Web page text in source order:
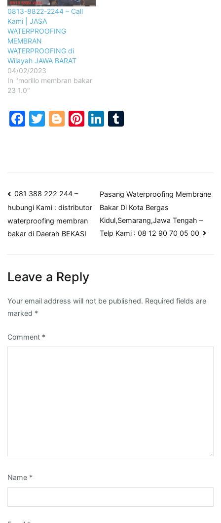
0813-8822-2244 – Call
Kami | JASA
WATERPROOFING
MEMBRAN
WATERPROOFING di
Wilayah JAWA BARAT
04/02/2023
In "morillo membran bakar
23 1.0"
Facebook
Twitter
Blogger
Pinterest
LinkedIn
Post
navigation
081 388 222 244 –
hubungi Kami : distributor
waterproofing membran
bakar di Daerah BEKASI
Pasang Waterproofing Membrane
Bakar Di Kota Bergas
Kidul,Semarang,Jawa Tengah –
Telp Kami : 08 12 90 70 05 00
Leave a Reply
Your email address will not be published. Required fields are
marked *
Comment *
Name *